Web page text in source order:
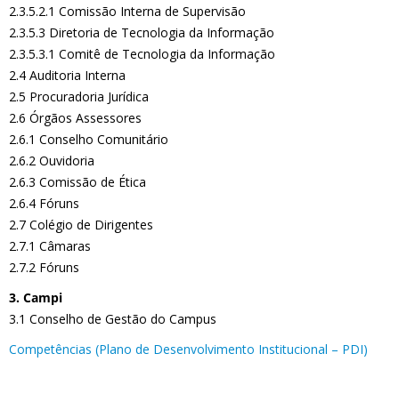
2.3.5.2.1 Comissão Interna de Supervisão
2.3.5.3 Diretoria de Tecnologia da Informação
2.3.5.3.1 Comitê de Tecnologia da Informação
2.4 Auditoria Interna
2.5 Procuradoria Jurídica
2.6 Órgãos Assessores
2.6.1 Conselho Comunitário
2.6.2 Ouvidoria
2.6.3 Comissão de Ética
2.6.4 Fóruns
2.7 Colégio de Dirigentes
2.7.1 Câmaras
2.7.2 Fóruns
3. Campi
3.1 Conselho de Gestão do Campus
Competências (Plano de Desenvolvimento Institucional – PDI)